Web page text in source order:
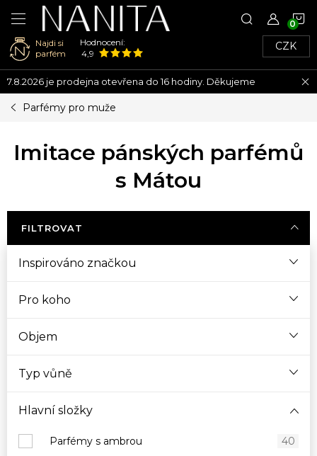
Přejít
na
obsah
Najdi si
parfém
Hodnocení:
4,9
CZK
7.8.2026 je prodejna otevřena do 16 hodiny. Děkujeme
Parfémy pro muže
Imitace pánských parfémů
s Mátou
FILTROVAT
Inspirováno značkou
Pro koho
Objem
Typ vůně
Hlavní složky
Parfémy s ambrou
40